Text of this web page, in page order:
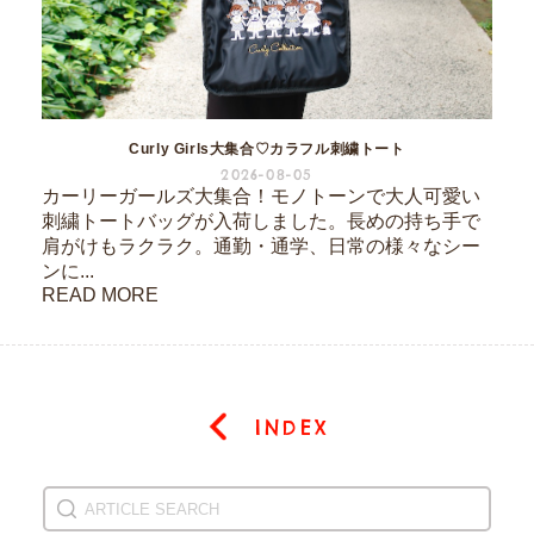
Curly Girls大集合♡カラフル刺繍トート
2026-08-05
カーリーガールズ大集合！モノトーンで大人可愛い
刺繍トートバッグが入荷しました。長めの持ち手で
肩がけもラクラク。通勤・通学、日常の様々なシー
ンに...
READ MORE
INDEX